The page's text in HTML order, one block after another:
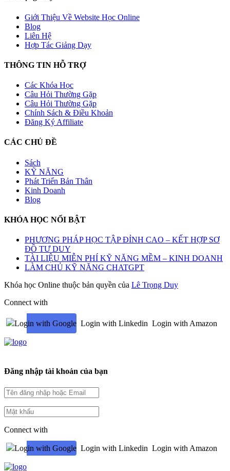
Giới Thiệu Về Website Học Online
Blog
Liên Hệ
Hợp Tác Giảng Dạy
THÔNG TIN HỖ TRỢ
Các Khóa Học
Câu Hỏi Thường Gặp
Câu Hỏi Thường Gặp
Chính Sách & Điều Khoản
Đăng Ký Affiliate
CÁC CHỦ ĐỀ
Sách
KỸ NĂNG
Phát Triển Bản Thân
Kinh Doanh
Blog
KHÓA HỌC NỔI BẬT
PHƯƠNG PHÁP HỌC TẬP ĐỈNH CAO – KẾT HỢP SƠ
ĐỒ TƯ DUY
TÀI LIỆU MIỄN PHÍ KỸ NĂNG MỀM – KINH DOANH
LÀM CHỦ KỸ NĂNG CHATGPT
Khóa học Online thuộc bản quyền của Lê Trọng Duy
Connect with
Login with Google Login with Linkedin Login with Amazon
Đăng nhập tài khoản của bạn
Connect with
Login with Google Login with Linkedin Login with Amazon